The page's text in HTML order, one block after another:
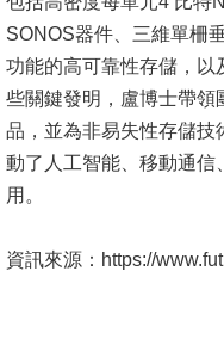
Home
NTU
SiteMap
Contact
Chinese
SONOS器件、三維單柵
功能的高可靠性存儲，以
些關鍵發明，盧博士帶領
品，並為非易失性存儲技
動了人工智能、移動通信
用。
資訊來源：https://